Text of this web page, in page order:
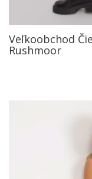
Veľkoobchod
Rushmoor